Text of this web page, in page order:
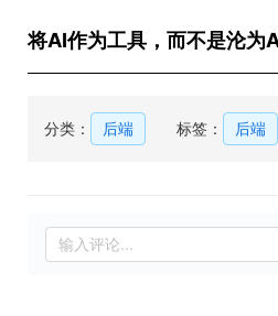
将AI作为工具，而不是沦为
分类： 后端 标签： 后端